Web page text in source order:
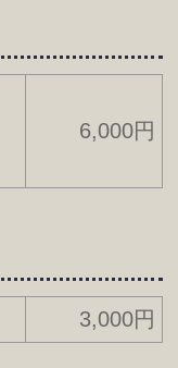
6,000円
3,000円